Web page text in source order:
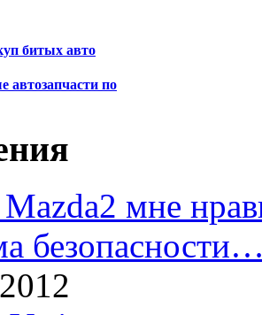
битых авто
автозапчасти по
мне